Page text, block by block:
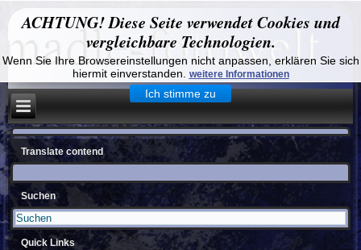
ACHTUNG! Diese Seite verwendet Cookies und
vergleichbare Technologien.
Wenn Sie Ihre Browsereinstellungen nicht anpassen, erklären Sie sich
hiermit einverstanden.
weitere Informationen
Ich stimme zu
Translate contend
Suchen
Quick Links